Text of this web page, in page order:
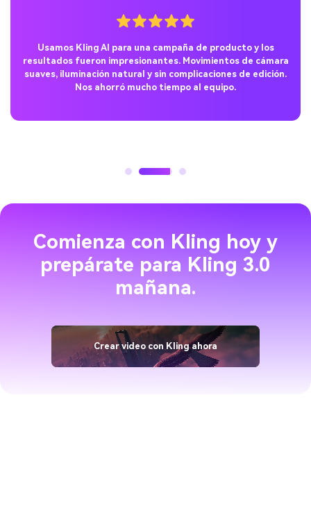
Desarrollador de videojuegos indie
El realismo de Kling AI me dejó boquiabierto. Desde la física
hasta el movimiento de los personajes, se siente como
Comienza con Kling hoy y
prepárate para Kling 3.0
mañana.
Crear video con Kling ahora